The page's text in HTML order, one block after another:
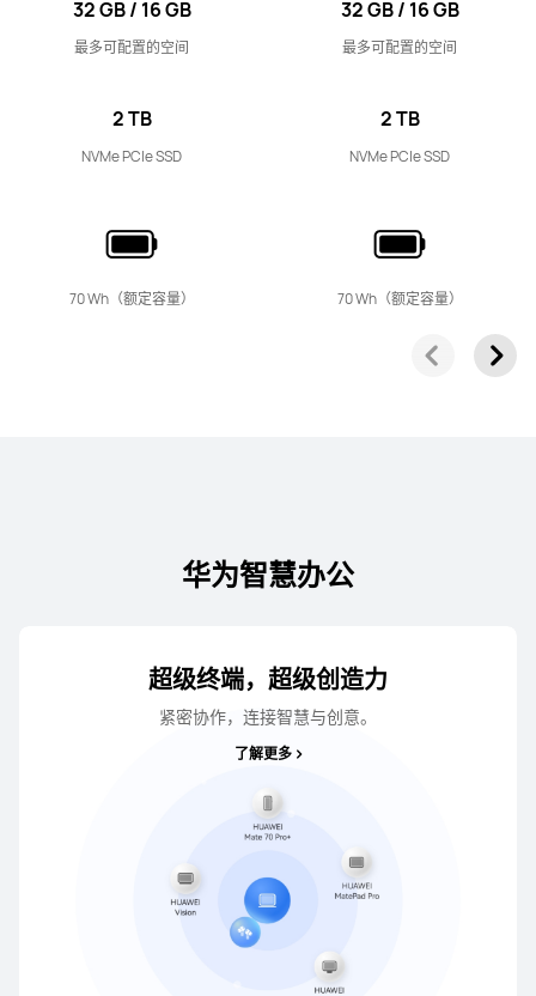
32 GB / 16 GB
最多可配置的空间
2 TB
NVMe PCIe SSD
70 Wh（额定容量）
32 GB / 16 GB
最多可配置的空间
2 TB
NVMe PCIe SSD
70 Wh（额定容量）
华为智慧办公
超级终端，超级创造力
紧密协作，连接智慧与创意。
了解更多